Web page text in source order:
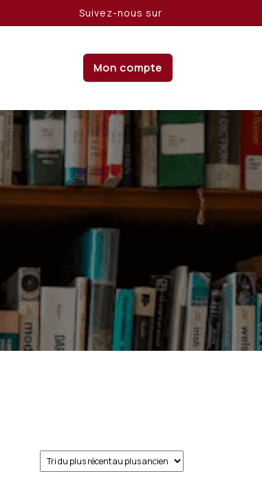
Suivez-nous sur
Mon compte